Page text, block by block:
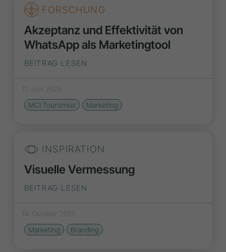
FORSCHUNG
Akzeptanz und Effektivität von
WhatsApp als Marketingtool
BEITRAG LESEN
17. Juni 2026
MCI Tourismus
Marketing
INSPIRATION
Visuelle Vermessung
BEITRAG LESEN
14. Oktober 2025
Marketing
Branding